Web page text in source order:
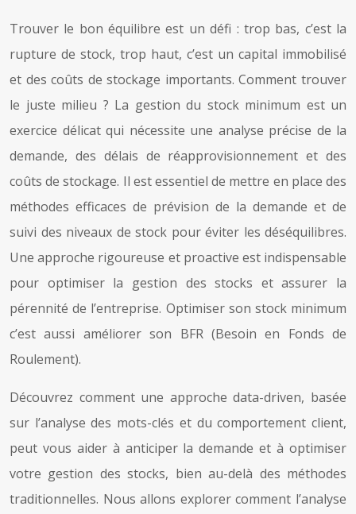
Trouver le bon équilibre est un défi : trop bas, c’est la
rupture de stock, trop haut, c’est un capital immobilisé
et des coûts de stockage importants. Comment trouver
le juste milieu ? La gestion du stock minimum est un
exercice délicat qui nécessite une analyse précise de la
demande, des délais de réapprovisionnement et des
coûts de stockage. Il est essentiel de mettre en place des
méthodes efficaces de prévision de la demande et de
suivi des niveaux de stock pour éviter les déséquilibres.
Une approche rigoureuse et proactive est indispensable
pour optimiser la gestion des stocks et assurer la
pérennité de l’entreprise. Optimiser son stock minimum
c’est aussi améliorer son BFR (Besoin en Fonds de
Roulement).
Découvrez comment une approche data-driven, basée
sur l’analyse des mots-clés et du comportement client,
peut vous aider à anticiper la demande et à optimiser
votre gestion des stocks, bien au-delà des méthodes
traditionnelles. Nous allons explorer comment l’analyse